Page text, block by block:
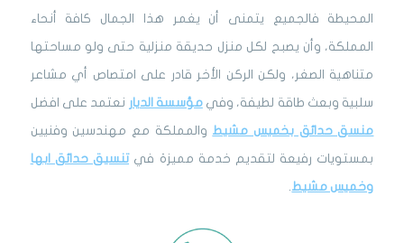
المحيطة فالجميع يتمنى أن يغمر هذا الجمال كافة أنحاء
المملكة، وأن يصبح لكل منزل حديقة منزلية حتى ولو مساحتها
متناهية الصغر، ولكن الركن الأخر قادر على امتصاص أي مشاعر
سلبية وبعث طاقة لطيفة، وفيمؤسسة الديار نعتمد على افضل
منسق حدائق بخميس مشيط والمملكة مع مهندسين وفنيين
بمستويات رفيعة لتقديم خدمة مميزة فيتنسيق حدائق ابها
وخميس مشيط